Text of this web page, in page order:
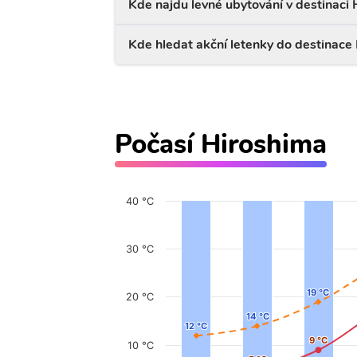
Kde najdu levné ubytování v destinaci
Kde hledat akční letenky do destinace
Počasí Hiroshima
9 °C
9 °C
12 °C
12 °C
14 °C
14 °C
19 °C
19 °C
10 °C
20 °C
30 °C
40 °C